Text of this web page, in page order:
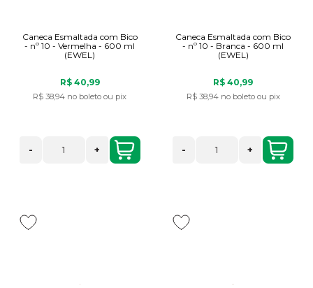
Caneca Esmaltada com Bico
- nº 10 - Vermelha - 600 ml
(EWEL)
R$ 40,99
R$ 38,94 no boleto ou pix
- +
Caneca Esmaltada com Bico
- nº 10 - Branca - 600 ml
(EWEL)
R$ 40,99
R$ 38,94 no boleto ou pix
- +